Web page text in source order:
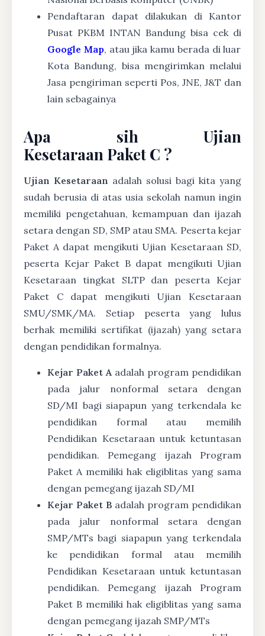
Pendaftaran dapat dilakukan di Kantor
Pusat PKBM INTAN Bandung bisa cek di
Google Map, atau jika kamu berada di luar
Kota Bandung, bisa mengirimkan melalui
Jasa pengiriman seperti Pos, JNE, J&T dan
lain sebagainya
Apa sih Ujian
Kesetaraan Paket C ?
Ujian Kesetaraan adalah solusi bagi kita yang
sudah berusia di atas usia sekolah namun ingin
memiliki pengetahuan, kemampuan dan ijazah
setara dengan SD, SMP atau SMA. Peserta kejar
Paket A dapat mengikuti Ujian Kesetaraan SD,
peserta Kejar Paket B dapat mengikuti Ujian
Kesetaraan tingkat SLTP dan peserta Kejar
Paket C dapat mengikuti Ujian Kesetaraan
SMU/SMK/MA. Setiap peserta yang lulus
berhak memiliki sertifikat (ijazah) yang setara
dengan pendidikan formalnya.
Kejar Paket A adalah program pendidikan
pada jalur nonformal setara dengan
SD/MI bagi siapapun yang terkendala ke
pendidikan formal atau memilih
Pendidikan Kesetaraan untuk ketuntasan
pendidikan. Pemegang ijazah Program
Paket A memiliki hak eligiblitas yang sama
dengan pemegang ijazah SD/MI
Kejar Paket B adalah program pendidikan
pada jalur nonformal setara dengan
SMP/MTs bagi siapapun yang terkendala
ke pendidikan formal atau memilih
Pendidikan Kesetaraan untuk ketuntasan
pendidikan. Pemegang ijazah Program
Paket B memiliki hak eligiblitas yang sama
dengan pemegang ijazah SMP/MTs